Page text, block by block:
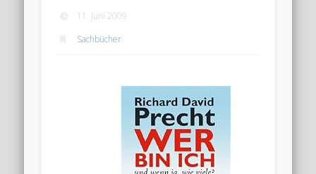
11. Juni 2009
Sachbücher